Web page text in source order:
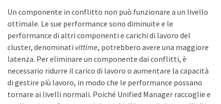
Un componente in conflitto non può funzionare a un livello
ottimale. Le sue performance sono diminuite e le
performance di altri componenti e carichi di lavoro del
cluster, denominati vittime, potrebbero avere una maggiore
latenza. Per eliminare un componente dai conflitti, è
necessario ridurre il carico di lavoro o aumentare la capacità
di gestire più lavoro, in modo che le performance possano
tornare ai livelli normali. Poiché Unified Manager raccoglie e